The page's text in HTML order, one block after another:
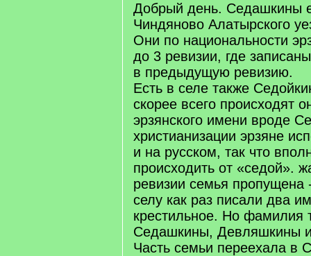
Добрый день. Седашкины
Чиндяново Алатырского
Они по национальности
до 3 ревизии, где
в предыдущую ревизию.
Есть в селе также
скорее всего происходят
эрзянского имени вроде
христианизации эрзяне
и на русском, так что
происходить от «седой».
ревизии семья
селу как раз писали два
крестильное. Но фамилия
Седашкины, Девляшкины
Часть семьи переехала в